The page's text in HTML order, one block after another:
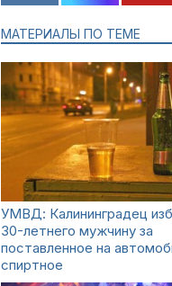
МАТЕРИАЛЫ ПО ТЕМЕ
УМВД: Калининградец
30-летнего мужчину за
поставленное на
спиртное